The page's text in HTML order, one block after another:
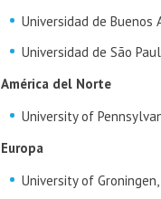
Universidad de Buenos
Universidad de São
América del Norte
University of
Europa
University of